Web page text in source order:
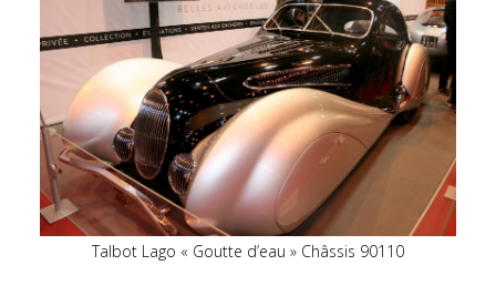
Talbot Lago « Goutte d’eau » Châssis 90110